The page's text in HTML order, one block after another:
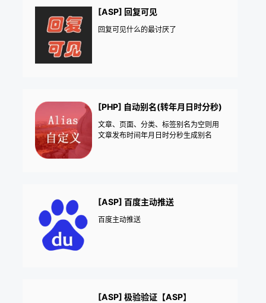
[ASP] 回复可见
回复可见什么的最讨厌了
[PHP] 自动别名(转年月日时分秒)
文章、页面、分类、标签别名为空则用
文章发布时间年月日时分秒生成别名
[ASP] 百度主动推送
百度主动推送
[ASP] 极验验证【ASP】